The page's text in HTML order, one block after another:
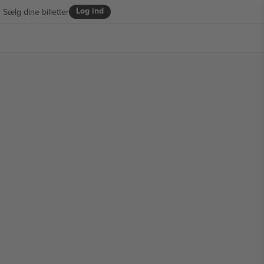
Log ind
Sælg dine billetter